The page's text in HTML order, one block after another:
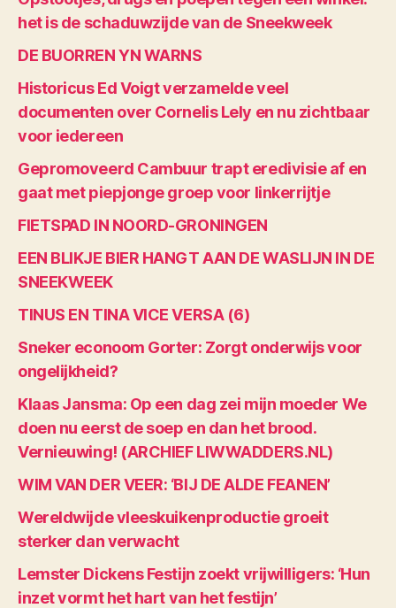
het is de schaduwzijde van de Sneekweek
DE BUORREN YN WARNS
Historicus Ed Voigt verzamelde veel
documenten over Cornelis Lely en nu zichtbaar
voor iedereen
Gepromoveerd Cambuur trapt eredivisie af en
gaat met piepjonge groep voor linkerrijtje
FIETSPAD IN NOORD-GRONINGEN
EEN BLIKJE BIER HANGT AAN DE WASLIJN IN DE
SNEEKWEEK
TINUS EN TINA VICE VERSA (6)
Sneker econoom Gorter: Zorgt onderwijs voor
ongelijkheid?
Klaas Jansma: Op een dag zei mijn moeder We
doen nu eerst de soep en dan het brood.
Vernieuwing! (ARCHIEF LIWWADDERS.NL)
WIM VAN DER VEER: ‘BIJ DE ALDE FEANEN’
Wereldwijde vleeskuikenproductie groeit
sterker dan verwacht
Lemster Dickens Festijn zoekt vrijwilligers: ‘Hun
inzet vormt het hart van het festijn’